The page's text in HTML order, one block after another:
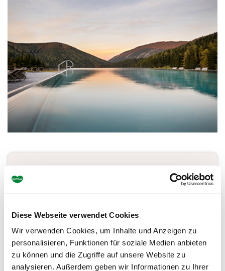
Diese Webseite verwendet Cookies
Wir verwenden Cookies, um Inhalte und Anzeigen zu
personalisieren, Funktionen für soziale Medien anbieten
zu können und die Zugriffe auf unsere Website zu
analysieren. Außerdem geben wir Informationen zu Ihrer
Ihr Ansprechpartner
Pierer Gastronomie GmbH
Teichalm 77
8163 Fladnitz
Tel.: +43 3179 71 72